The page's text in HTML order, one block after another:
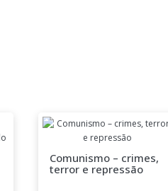
Comunismo – crimes,
terror e repressão